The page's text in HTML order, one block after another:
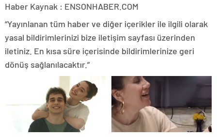
Haber Kaynak : ENSONHABER.COM
“Yayınlanan tüm haber ve diğer içerikler ile ilgili olarak
yasal bildirimlerinizi bize iletişim sayfası üzerinden
iletiniz. En kısa süre içerisinde bildirimlerinize geri
dönüş sağlanılacaktır.”